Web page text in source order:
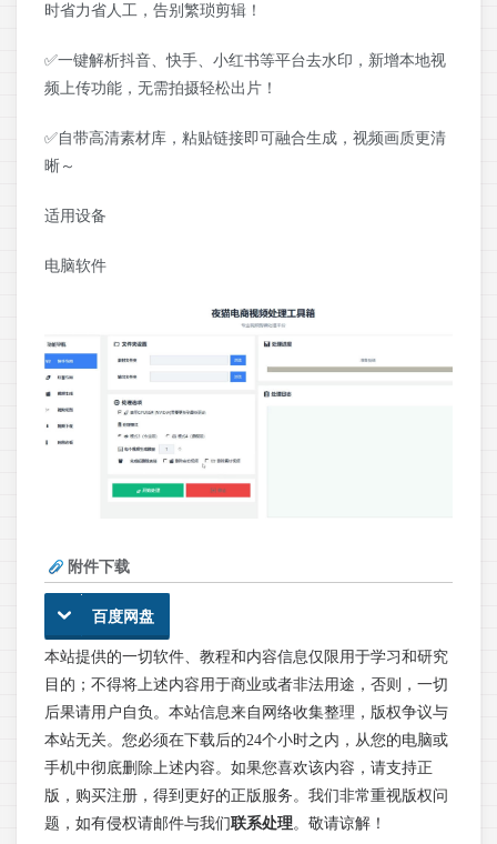
时省力省人工，告别繁琐剪辑！
✅一键解析抖音、快手、小红书等平台去水印，新增本地视
频上传功能，无需拍摄轻松出片！
✅自带高清素材库，粘贴链接即可融合生成，视频画质更清
晰～
适用设备
电脑软件
附件下载
百度网盘
本站提供的一切软件、教程和内容信息仅限用于学习和研究
目的；不得将上述内容用于商业或者非法用途，否则，一切
后果请用户自负。本站信息来自网络收集整理，版权争议与
本站无关。您必须在下载后的24个小时之内，从您的电脑或
手机中彻底删除上述内容。如果您喜欢该内容，请支持正
版，购买注册，得到更好的正版服务。我们非常重视版权问
题，如有侵权请邮件与我们联系处理。敬请谅解！